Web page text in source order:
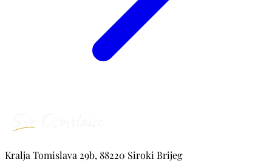
Kralja Tomislava 29b, 88220 Siroki Brijeg